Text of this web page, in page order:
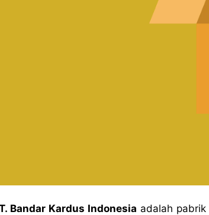
Bandar Kardus Indonesia adalah